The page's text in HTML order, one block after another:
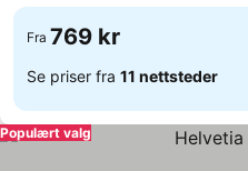
Fra 769 kr
Se priser fra 11 nettsteder
Populært valg